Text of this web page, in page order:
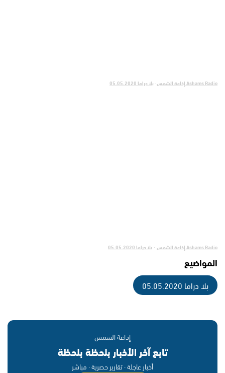
Ashams Radio إذاعة الشمس · بلا دراما 05.05.2020
Ashams Radio إذاعة الشمس · بلا دراما 05.05.2020
المواضيع
بلا دراما 05.05.2020
إذاعة الشمس
تابع آخر الأخبار بلحظة بلحظة
أخبار عاجلة · تقارير حصرية · مباشر